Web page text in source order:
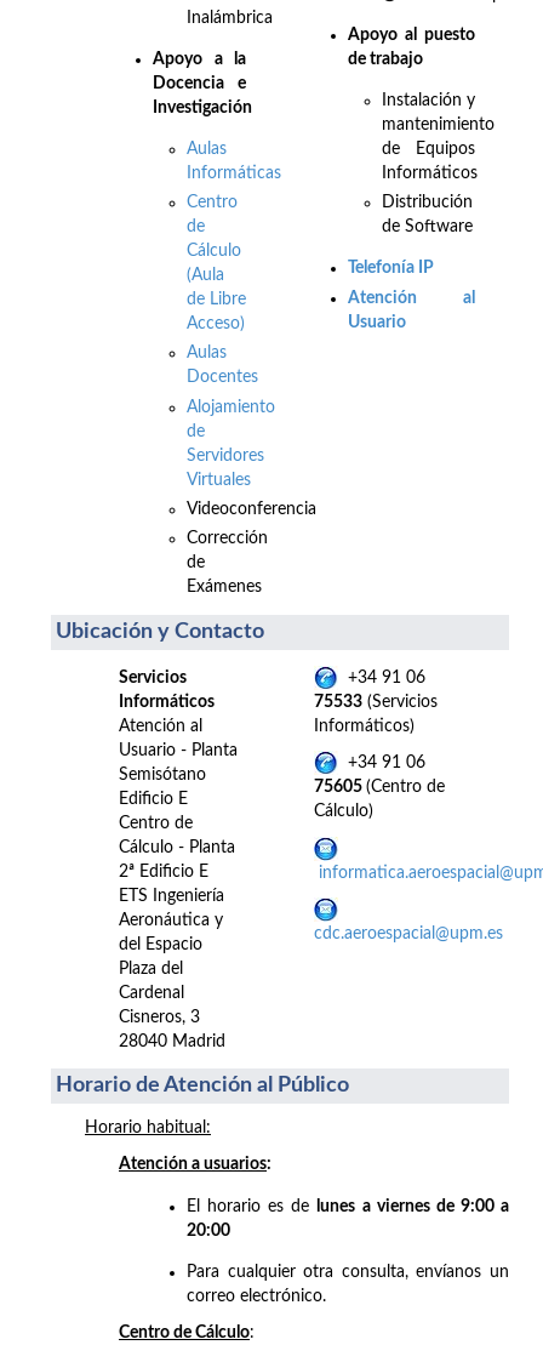
Inalámbrica
Apoyo a la
Docencia e
Investigación
Aulas
Informáticas
Centro
de
Cálculo
(Aula
de Libre
Acceso)
Aulas
Docentes
Alojamiento
de
Servidores
Virtuales
Videoconferencia
Corrección
de
Exámenes
Apoyo al puesto
de trabajo
Instalación y
mantenimiento
de Equipos
Informáticos
Distribución
de Software
Telefonía IP
Atención al
Usuario
Ubicación y Contacto
Servicios
Informáticos
Atención al
Usuario - Planta
Semisótano
Edificio E
Centro de
Cálculo - Planta
2ª Edificio E
ETS Ingeniería
Aeronáutica y
del Espacio
Plaza del
Cardenal
Cisneros, 3
28040 Madrid
+34 91 06
75533 (Servicios
Informáticos)
+34 91 06
75605 (Centro de
Cálculo)
cdc.aeroespacial@upm.es
Horario de Atención al Público
Horario habitual:
Atención a usuarios:
El horario es de
lunes a viernes de 9:00 a
20:00
Para cualquier otra consulta, envíanos un
correo electrónico.
Centro de Cálculo: